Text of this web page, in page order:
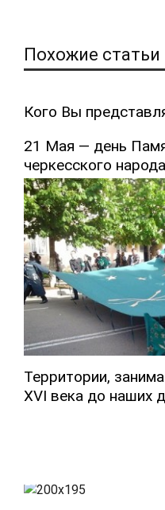
Похожие статьи
Кого Вы
21 Мая — день
черкесского народа
Территории,
XVI века до наших